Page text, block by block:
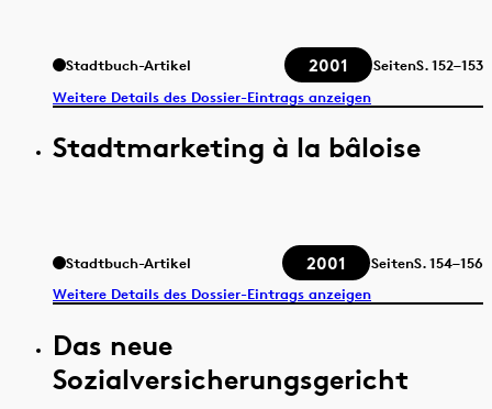
Stadtbuch-Artikel 2001 SeitenS.152–153
Weitere Details des Dossier-Eintrags anzeigen
Stadtmarketing à la bâloise
Stadtbuch-Artikel 2001 SeitenS.154–156
Weitere Details des Dossier-Eintrags anzeigen
Das neue
Sozialversicherungsgericht